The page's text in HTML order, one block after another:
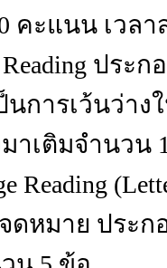
คะแนน เวลา
ประก
ป็นการเว้นว่า
าเติมจำนวน
Reading
ดหมาย ประ